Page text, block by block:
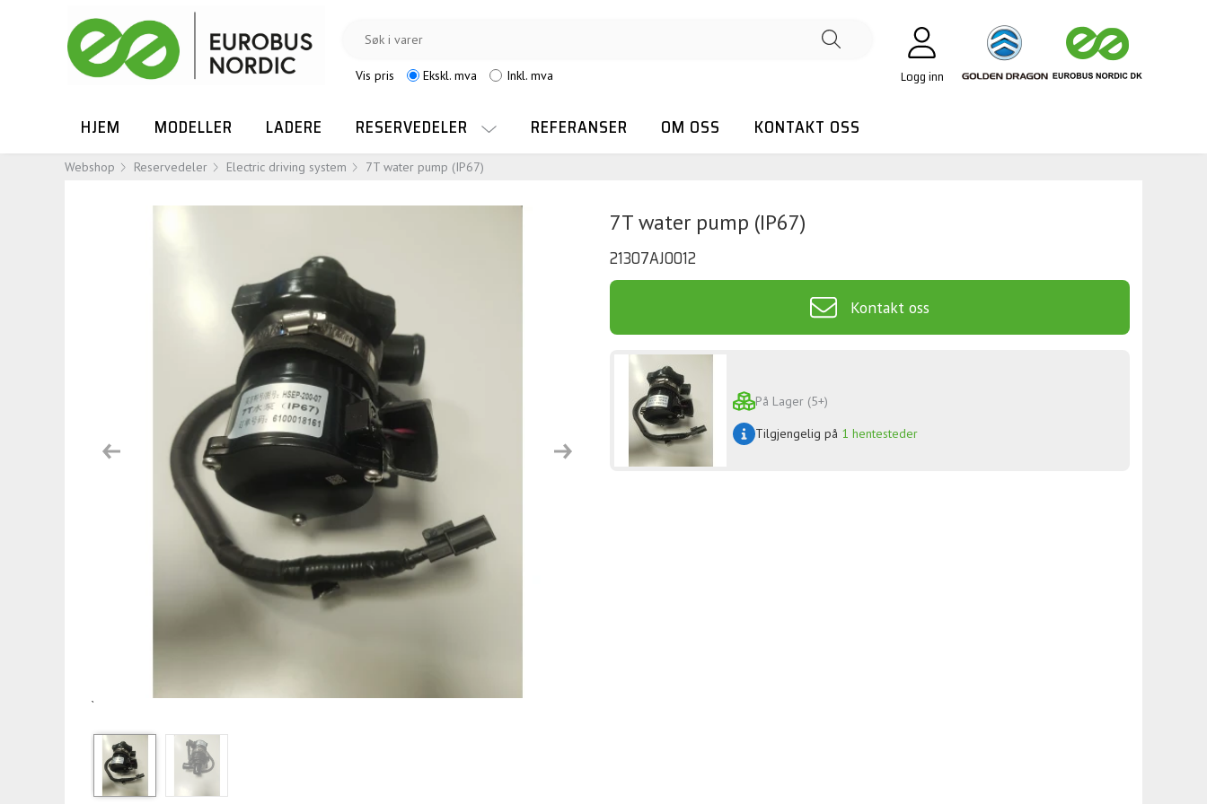
Vis pris Ekskl. mva Inkl. mva Logg inn
HJEM MODELLER LADERE RESERVEDELER REFERANSER OM OSS KONTAKT OSS
Webshop Reservedeler Electric driving system 7T water pump (IP67)
Previous Next
`
7T water pump (IP67)
21307AJ0012
Kontakt oss
På Lager (5+)
Tilgjengelig på 1 hentesteder